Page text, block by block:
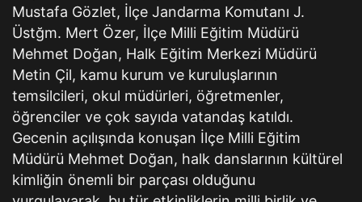
Mustafa Gözlet, İlçe Jandarma Komutanı J.
Üstğm. Mert Özer, İlçe Milli Eğitim Müdürü
Mehmet Doğan, Halk Eğitim Merkezi Müdürü
Metin Çil, kamu kurum ve kuruluşlarının
temsilcileri, okul müdürleri, öğretmenler,
öğrenciler ve çok sayıda vatandaş katıldı.
Gecenin açılışında konuşan İlçe Milli Eğitim
Müdürü Mehmet Doğan, halk danslarının kültürel
kimliğin önemli bir parçası olduğunu